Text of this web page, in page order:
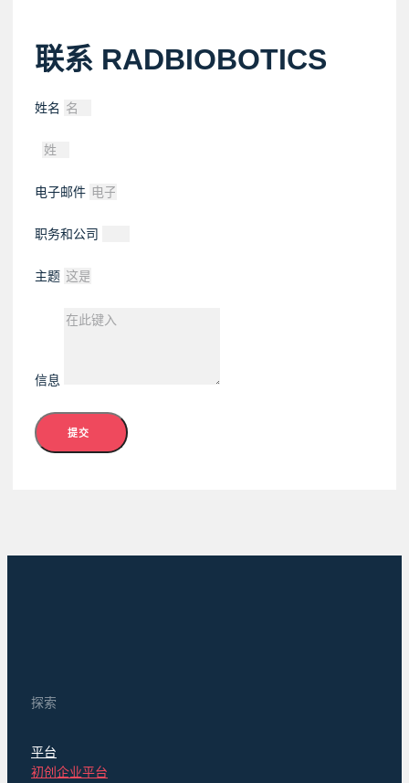
联系 RADBIOBOTICS
姓名
电子邮件
职务和公司
主题
信息
提交
探索
平台
初创企业平台